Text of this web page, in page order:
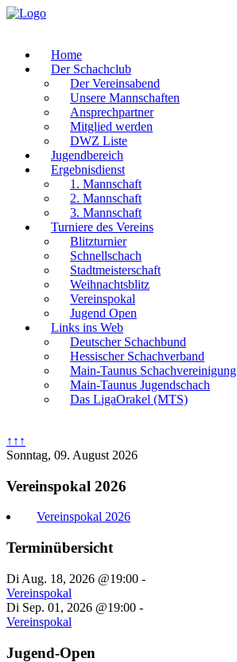
Home
Der Schachclub
Der Vereinsabend
Unsere Mannschaften
Ansprechpartner
Mitglied werden
DWZ Liste
Jugendbereich
Ergebnisdienst
1. Mannschaft
2. Mannschaft
3. Mannschaft
Turniere des Vereins
Blitzturnier
Schnellschach
Stadtmeisterschaft
Weihnachtsblitz
Vereinspokal
Jugend Open
Links ins Web
Deutscher Schachbund
Hessischer Schachverband
Main-Taunus Schachvereinigung
Main-Taunus Jugendschach
Das LigaOrakel (MTS)
↑↑↑
Sonntag, 09. August 2026
Vereinspokal 2026
Vereinspokal 2026
Terminübersicht
Di Aug. 18, 2026 @19:00 -
Vereinspokal
Di Sep. 01, 2026 @19:00 -
Vereinspokal
Jugend-Open